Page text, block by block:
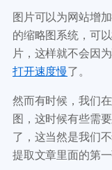
开发教程
主题开发分
后台开发定
前端开发技巧
网站管理运
WP新闻资讯
服务咨
图片可以为网站增
的缩略图系统，可
片，这样就不会因
打开速度慢了。
然而有时候，我们
图，这时候有些需
了，这当然是我们
提取文章里面的第